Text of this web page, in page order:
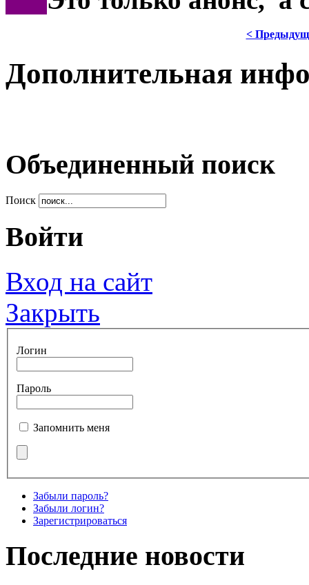
<
Дополнительная
Объединенный поиск
Поиск
Войти
Вход на сайт
Закрыть
Логин
Пароль
Запомнить меня
Забыли пароль?
Забыли логин?
Зарегистрироваться
Последние новости